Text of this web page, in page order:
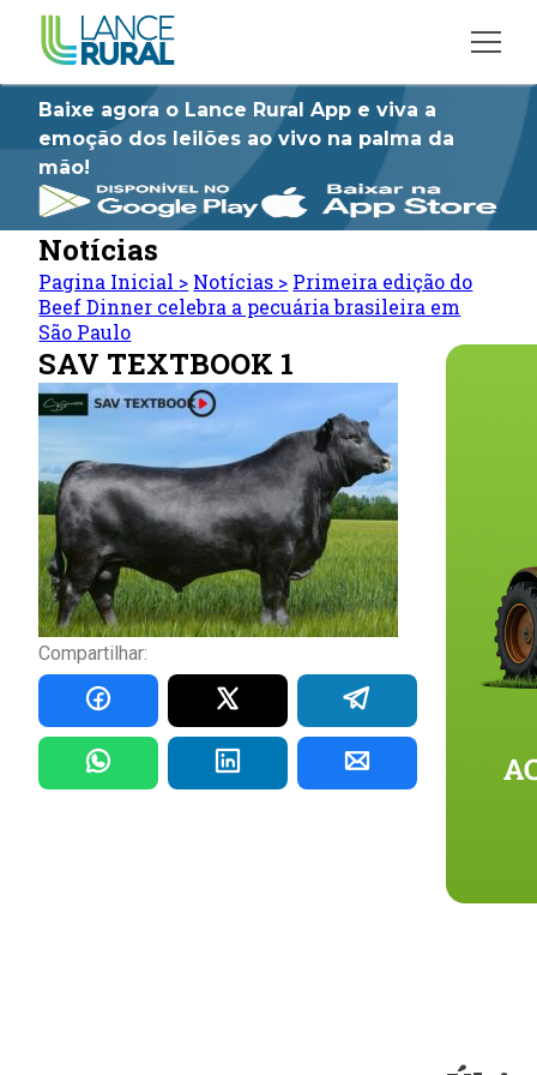
Baixe agora o Lance Rural App e viva a
emoção dos leilões ao vivo na palma da
mão!
Notícias
Pagina Inicial > Notícias > Primeira edição do
Beef Dinner celebra a pecuária brasileira em
São Paulo
SAV TEXTBOOK 1
Compartilhar: